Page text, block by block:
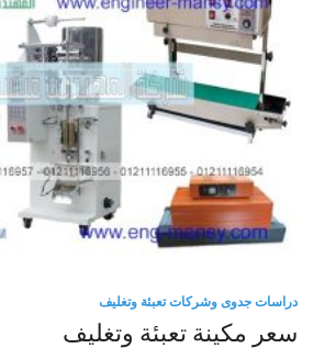
دراسات جدوى وشركات تعبئة وتغليف
سعر مكينة تعبئة وتغليف